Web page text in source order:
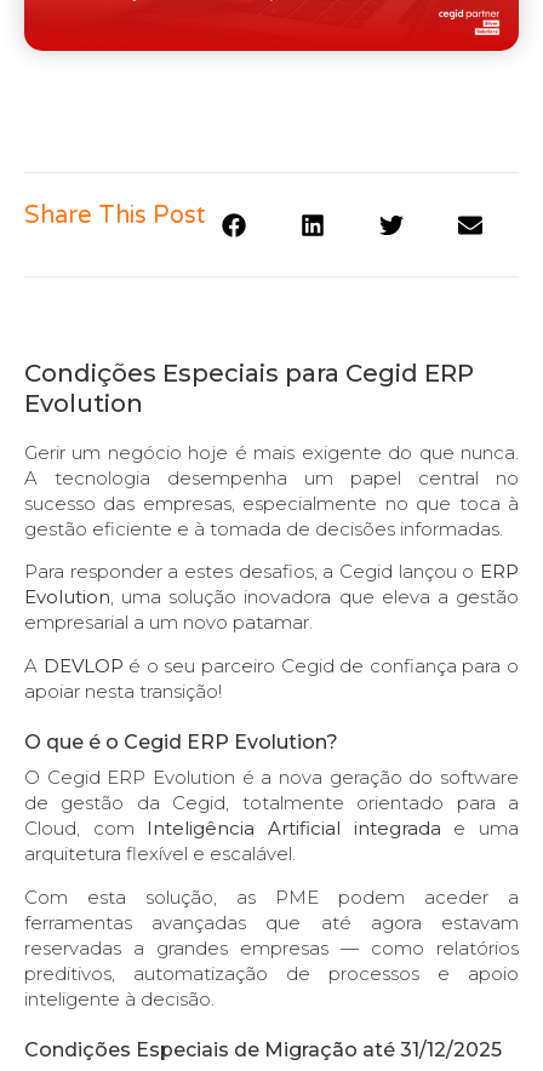
Share This Post
Condições Especiais para Cegid ERP
Evolution
Gerir um negócio hoje é mais exigente do que nunca.
A tecnologia desempenha um papel central no
sucesso das empresas, especialmente no que toca à
gestão eficiente e à tomada de decisões informadas.
Para responder a estes desafios, a Cegid lançou o ERP
Evolution, uma solução inovadora que eleva a gestão
empresarial a um novo patamar.
A DEVLOP é o seu parceiro Cegid de confiança para o
apoiar nesta transição!
O que é o Cegid ERP Evolution?
O Cegid ERP Evolution é a nova geração do software
de gestão da Cegid, totalmente orientado para a
Cloud, com Inteligência Artificial integrada e uma
arquitetura flexível e escalável.
Com esta solução, as PME podem aceder a
ferramentas avançadas que até agora estavam
reservadas a grandes empresas — como relatórios
preditivos, automatização de processos e apoio
inteligente à decisão.
Condições Especiais de Migração até 31/12/2025